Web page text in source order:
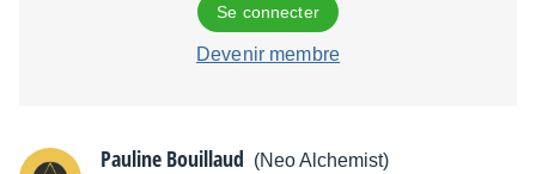
Se connecter
Devenir membre
Pauline Bouillaud (Neo Alchemist)